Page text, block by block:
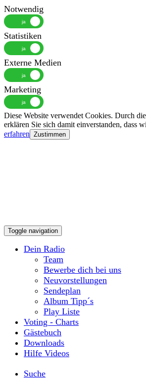
Notwendig
Statistiken
Externe Medien
Marketing
Diese Website verwendet Cookies. Durch
erklären Sie sich damit einverstanden, dass
erfahren Zustimmen
Toggle navigation
Dein Radio
Team
Bewerbe dich bei uns
Neuvorstellungen
Sendeplan
Album Tipp´s
Play Liste
Voting - Charts
Gästebuch
Downloads
Hilfe Videos
Suche